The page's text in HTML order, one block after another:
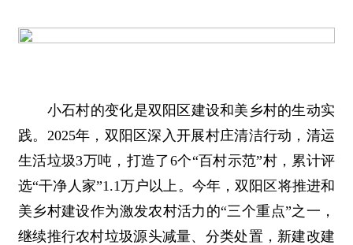
小石村的变化是双阳区建设和美乡村的生动实
践。2025年，双阳区深入开展村庄清洁行动，清运
生活垃圾3万吨，打造了6个“百村示范”村，累计评
选“干净人家”1.1万户以上。今年，双阳区将推进和
美乡村建设作为激发农村活力的“三个重点”之一，
继续推行农村垃圾源头减量、分类处置，新建改建